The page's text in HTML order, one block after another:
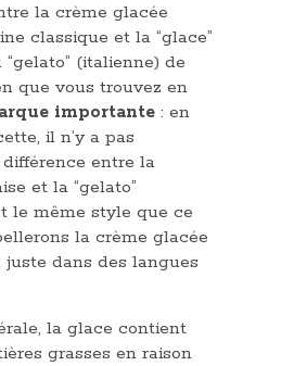
la crème glacée
classique et la “glace”
(italienne) de
que vous trouvez en
importante : en
il n’y a pas
entre la
et la “gelato”
le même style que ce
la crème glacée
juste dans des langues
la glace contient
grasses en raison